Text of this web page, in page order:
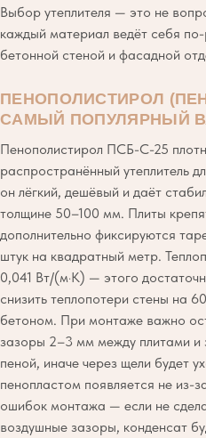
Выбор утеплителя — это не
каждый материал ведёт себя
бетонной стеной и фасадной
ПЕНОПОЛИСТИРОЛ
САМЫЙ ПОПУЛЯРНЫЙ
Пенополистирол ПСБ-С-25
распространённый утеплитель
он лёгкий, дешёвый и даёт
толщине 50–100 мм. Плиты
дополнительно фиксируются
штук на квадратный метр.
0,041 Вт/(м·К) — этого
снизить теплопотери стены на
бетоном. При монтаже важно
зазоры 2–3 мм между плитами и
пеной, иначе через щели будет
пенопластом появляется не из-
ошибок монтажа — если не
воздушные зазоры, конденсат